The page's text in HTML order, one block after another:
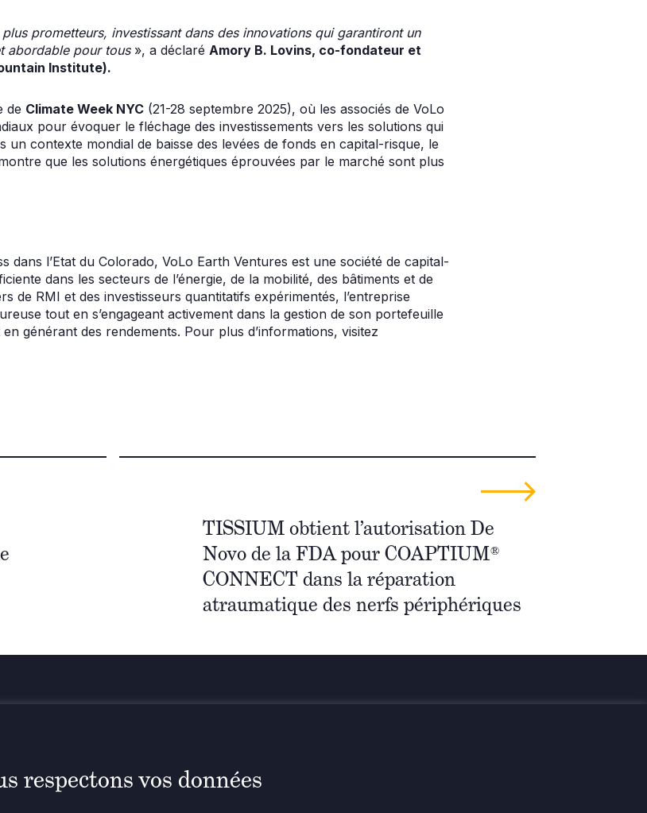
prometteurs, investissant dans des innovations qui garantiront un
abordable pour tous», a déclaré Amory B. Lovins, co-fondateur et
Institute).
de Climate Week NYC (21-28 septembre 2025), où les associés de VoLo
pour évoquer le fléchage des investissements vers les solutions qui
un contexte mondial de baisse des levées de fonds en capital-risque, le
que les solutions énergétiques éprouvées par le marché sont plus
dans l’Etat du Colorado, VoLo Earth Ventures est une société de capital-
dans les secteurs de l’énergie, de la mobilité, des bâtiments et de
de RMI et des investisseurs quantitatifs expérimentés, l’entreprise
tout en s’engageant activement dans la gestion de son portefeuille
générant des rendements. Pour plus d’informations, visitez
TISSIUM obtient l’autorisation De
Novo de la FDA pour COAPTIUM®
CONNECT dans la réparation
atraumatique des nerfs périphériques
respectons vos données